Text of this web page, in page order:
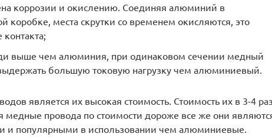
коррозии и окислению. Соединяя алюминий в
коробке, места скрутки со временем окисляются, это
выше чем алюминия, при одинаковом сечении медный
большую токовую нагрузку чем алюминиевый.
является их высокая стоимость. Стоимость их в 3-4
провода по стоимости дороже все же они
и популярными в использовании чем алюминиевые.